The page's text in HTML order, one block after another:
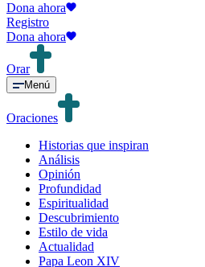
Dona ahora
Registro
Dona ahora
Orar
Menú
Oraciones
Historias que inspiran
Análisis
Opinión
Profundidad
Espiritualidad
Descubrimiento
Estilo de vida
Actualidad
Papa Leon XIV